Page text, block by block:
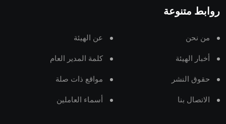
روابط متنوعة
من نحن عن الهيئة
أخبار الهيئة كلمة المدير العام
حقوق النشر مواقع ذات صلة
الاتصال بنا أسماء العاملين